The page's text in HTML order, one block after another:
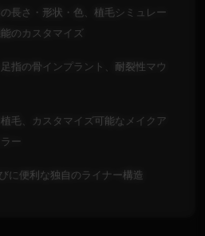
長さ・形状・色、植毛シミュレー
のカスタマイズ
指の骨インプラント、耐裂性マウ
毛、カスタマイズ可能なメイクア
ー
に便利な独自のライナー構造